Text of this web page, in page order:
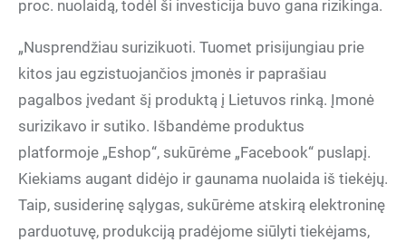
proc. nuolaidą, todėl ši investicija buvo gana rizikinga.
„Nusprendžiau surizikuoti. Tuomet prisijungiau prie
kitos jau egzistuojančios įmonės ir paprašiau
pagalbos įvedant šį produktą į Lietuvos rinką. Įmonė
surizikavo ir sutiko. Išbandėme produktus
platformoje „Eshop“, sukūrėme „Facebook“ puslapį.
Kiekiams augant didėjo ir gaunama nuolaida iš tiekėjų.
Taip, susiderinę sąlygas, sukūrėme atskirą elektroninę
parduotuvę, produkciją pradėjome siūlyti tiekėjams,